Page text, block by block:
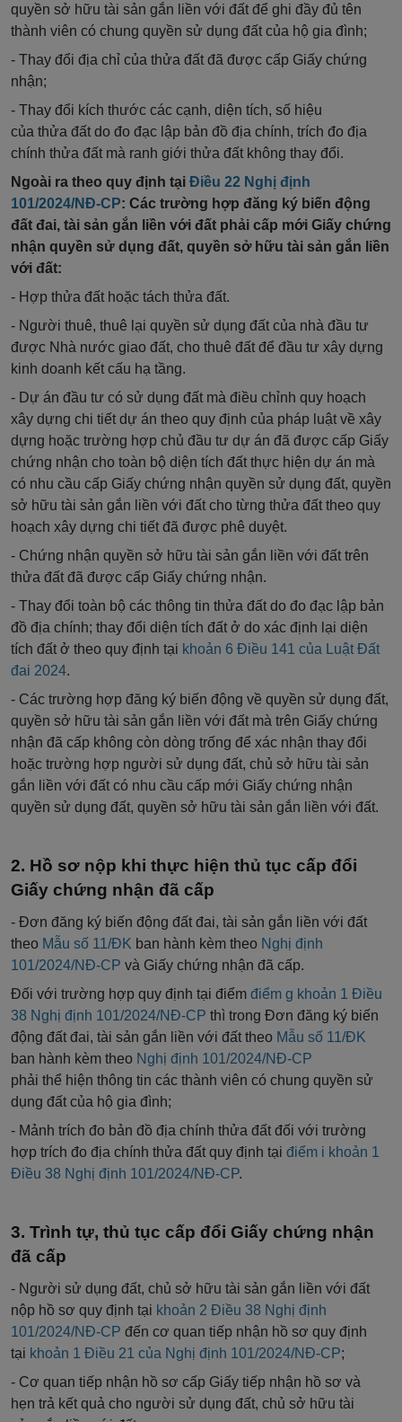
quyền sở hữu tài sản gắn liền với đất để ghi đầy đủ tên
thành viên có chung quyền sử dụng đất của hộ gia đình;
- Thay đổi địa chỉ của thửa đất đã được cấp Giấy chứng
nhận;
- Thay đổi kích thước các cạnh, diện tích, số hiệu
của thửa đất do đo đạc lập bản đồ địa chính, trích đo địa
chính thửa đất mà ranh giới thửa đất không thay đổi.
Ngoài ra theo quy định tại Điều 22 Nghị định
101/2024/NĐ-CP: Các trường hợp đăng ký biến động
đất đai, tài sản gắn liền với đất phải cấp mới Giấy chứng
nhận quyền sử dụng đất, quyền sở hữu tài sản gắn liền
với đất:
- Hợp thửa đất hoặc tách thửa đất.
- Người thuê, thuê lại quyền sử dụng đất của nhà đầu tư
được Nhà nước giao đất, cho thuê đất để đầu tư xây dựng
kinh doanh kết cấu hạ tầng.
- Dự án đầu tư có sử dụng đất mà điều chỉnh quy hoạch
xây dựng chi tiết dự án theo quy định của pháp luật về xây
dựng hoặc trường hợp chủ đầu tư dự án đã được cấp Giấy
chứng nhận cho toàn bộ diện tích đất thực hiện dự án mà
có nhu cầu cấp Giấy chứng nhận quyền sử dụng đất, quyền
sở hữu tài sản gắn liền với đất cho từng thửa đất theo quy
hoạch xây dựng chi tiết đã được phê duyệt.
- Chứng nhận quyền sở hữu tài sản gắn liền với đất trên
thửa đất đã được cấp Giấy chứng nhận.
- Thay đổi toàn bộ các thông tin thửa đất do đo đạc lập bản
đồ địa chính; thay đổi diện tích đất ở do xác định lại diện
tích đất ở theo quy định tại khoản 6 Điều 141 của Luật Đất
đai 2024.
- Các trường hợp đăng ký biến động về quyền sử dụng đất,
quyền sở hữu tài sản gắn liền với đất mà trên Giấy chứng
nhận đã cấp không còn dòng trống để xác nhận thay đổi
hoặc trường hợp người sử dụng đất, chủ sở hữu tài sản
gắn liền với đất có nhu cầu cấp mới Giấy chứng nhận
quyền sử dụng đất, quyền sở hữu tài sản gắn liền với đất.
Hồ sơ nộp khi thực hiện thủ tục cấp đổi
Giấy chứng nhận đã cấp
- Đơn đăng ký biến động đất đai, tài sản gắn liền với đất
theo Mẫu số 11/ĐK ban hành kèm theo Nghị định
101/2024/NĐ-CP và Giấy chứng nhận đã cấp.
Đối với trường hợp quy định tại điểm điểm g khoản 1 Điều
38 Nghị định 101/2024/NĐ-CP thì trong Đơn đăng ký biến
động đất đai, tài sản gắn liền với đất theo Mẫu số 11/ĐK
ban hành kèm theo Nghị định 101/2024/NĐ-CP
phải thể hiện thông tin các thành viên có chung quyền sử
dụng đất của hộ gia đình;
- Mảnh trích đo bản đồ địa chính thửa đất đối với trường
hợp trích đo địa chính thửa đất quy định tại điểm i khoản 1
Điều 38 Nghị định 101/2024/NĐ-CP.
Trình tự, thủ tục cấp đổi Giấy chứng nhận
đã cấp
- Người sử dụng đất, chủ sở hữu tài sản gắn liền với đất
nộp hồ sơ quy định tại khoản 2 Điều 38 Nghị định
101/2024/NĐ-CP đến cơ quan tiếp nhận hồ sơ quy định
tại khoản 1 Điều 21 của Nghị định 101/2024/NĐ-CP;
- Cơ quan tiếp nhận hồ sơ cấp Giấy tiếp nhận hồ sơ và
hẹn trả kết quả cho người sử dụng đất, chủ sở hữu tài